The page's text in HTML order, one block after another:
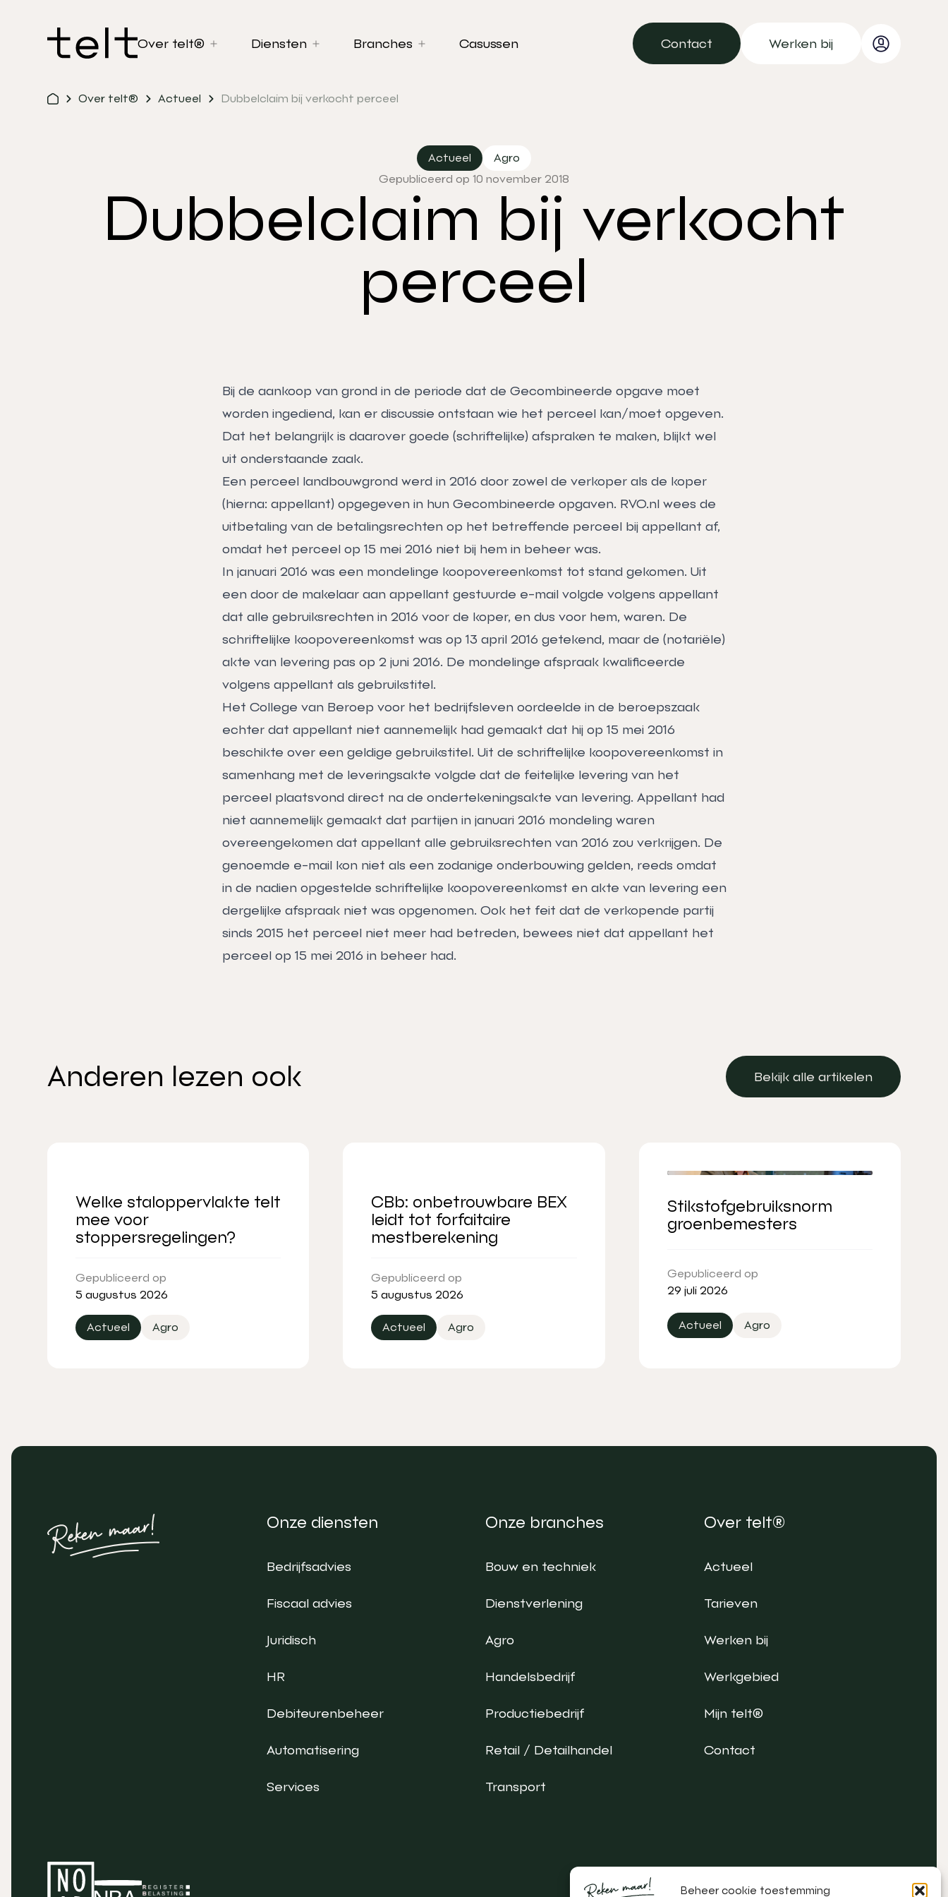
Beheer cookie toestemming
Over telt® Diensten Branches Casussen
Contact
Contact
Werken bij
Over telt® Actueel Dubbelclaim bij verkocht perceel
Actueel
Agro
Gepubliceerd op 10 november 2018
Dubbelclaim bij verkocht
perceel
Bij de aankoop van grond in de periode dat de Gecombineerde opgave moet
worden ingediend, kan er discussie ontstaan wie het perceel kan/moet opgeven.
Dat het belangrijk is daarover goede (schriftelijke) afspraken te maken, blijkt wel
uit onderstaande zaak.
Een perceel landbouwgrond werd in 2016 door zowel de verkoper als de koper
(hierna: appellant) opgegeven in hun Gecombineerde opgaven. RVO.nl wees de
uitbetaling van de betalingsrechten op het betreffende perceel bij appellant af,
omdat het perceel op 15 mei 2016 niet bij hem in beheer was.
In januari 2016 was een mondelinge koopovereenkomst tot stand gekomen. Uit
een door de makelaar aan appellant gestuurde e-mail volgde volgens appellant
dat alle gebruiksrechten in 2016 voor de koper, en dus voor hem, waren. De
schriftelijke koopovereenkomst was op 13 april 2016 getekend, maar de (notariële)
akte van levering pas op 2 juni 2016. De mondelinge afspraak kwalificeerde
volgens appellant als gebruikstitel.
Het College van Beroep voor het bedrijfsleven oordeelde in de beroepszaak
echter dat appellant niet aannemelijk had gemaakt dat hij op 15 mei 2016
beschikte over een geldige gebruikstitel. Uit de schriftelijke koopovereenkomst in
samenhang met de leveringsakte volgde dat de feitelijke levering van het
perceel plaatsvond direct na de ondertekeningsakte van levering. Appellant had
niet aannemelijk gemaakt dat partijen in januari 2016 mondeling waren
overeengekomen dat appellant alle gebruiksrechten van 2016 zou verkrijgen. De
genoemde e-mail kon niet als een zodanige onderbouwing gelden, reeds omdat
in de nadien opgestelde schriftelijke koopovereenkomst en akte van levering een
dergelijke afspraak niet was opgenomen. Ook het feit dat de verkopende partij
sinds 2015 het perceel niet meer had betreden, bewees niet dat appellant het
perceel op 15 mei 2016 in beheer had.
Anderen lezen ook
Bekijk alle artikelen
Bekijk alle artikelen
Welke staloppervlakte telt
mee voor
stoppersregelingen?
Gepubliceerd op
5 augustus 2026
Actueel Agro
CBb: onbetrouwbare BEX
leidt tot forfaitaire
mestberekening
Gepubliceerd op
5 augustus 2026
Actueel Agro
Stikstofgebruiksnorm
groenbemesters
Gepubliceerd op
29 juli 2026
Actueel Agro
Onze diensten
Bedrijfsadvies
Fiscaal advies
Juridisch
HR
Debiteurenbeheer
Automatisering
Services
Onze branches
Bouw en techniek
Dienstverlening
Agro
Handelsbedrijf
Productiebedrijf
Retail / Detailhandel
Transport
Over telt®
Actueel
Tarieven
Werken bij
Werkgebied
Mijn telt®
Contact